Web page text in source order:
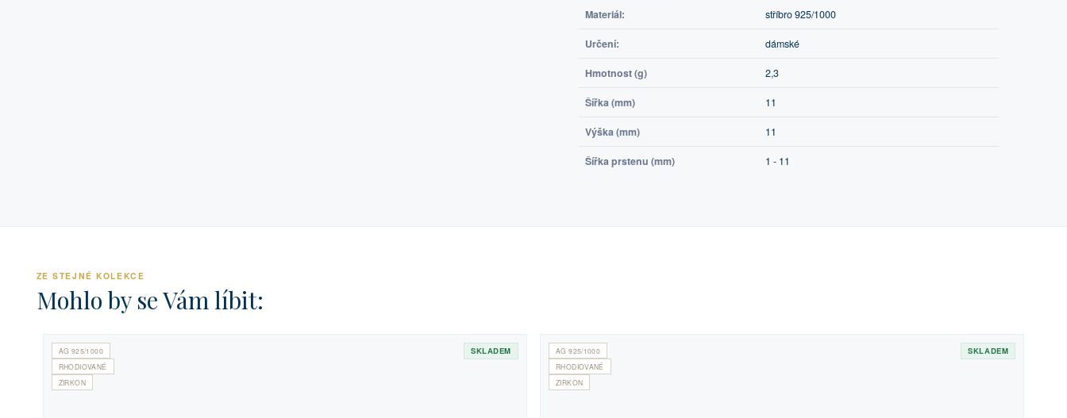
Materiál: stříbro 925/1000
Určení: dámské
Hmotnost (g) 2,3
Šířka (mm) 11
Výška (mm) 11
Šířka prstenu (mm) 1 - 11
ZE STEJNÉ KOLEKCE
Mohlo by se Vám líbit:
AG 925/1000
RHODIOVANÉ
ZIRKON
SKLADEM
AG 925/1000
RHODIOVANÉ
ZIRKON
SKLADEM